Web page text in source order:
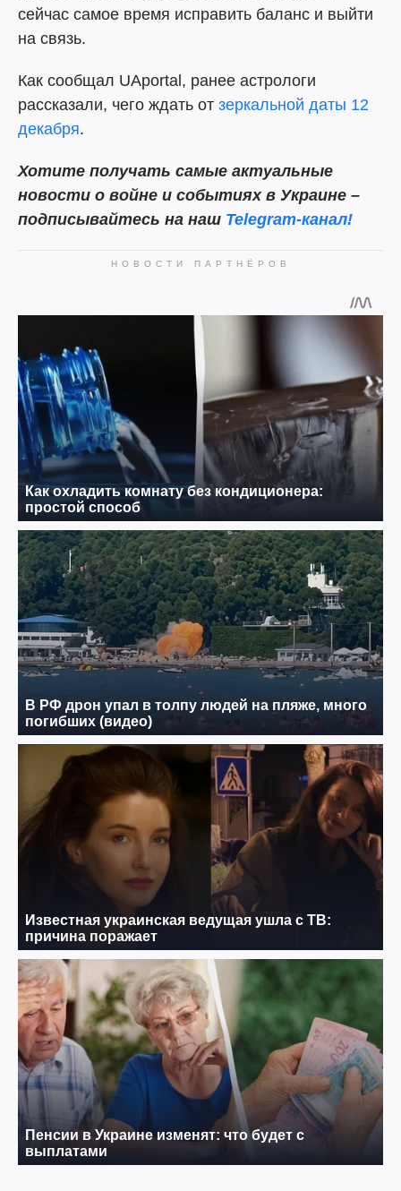
сейчас самое время исправить баланс и выйти
на связь.
Как сообщал UAportal, ранее астрологи
рассказали, чего ждать от зеркальной даты 12
декабря.
Хотите получать самые актуальные
новости о войне и событиях в Украине –
подписывайтесь на наш Telegram-канал!